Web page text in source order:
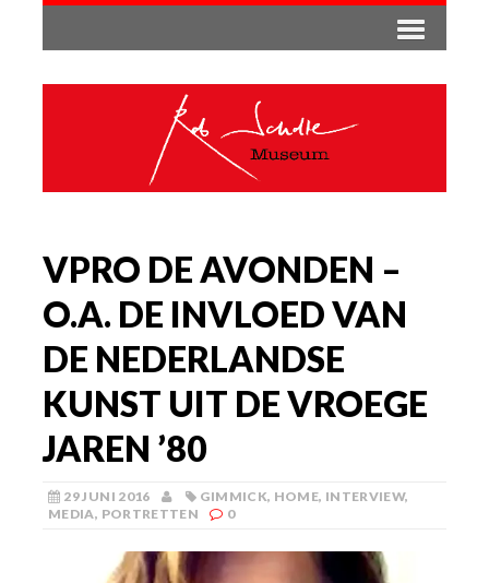
VPRO DE AVONDEN –
O.A. DE INVLOED VAN
DE NEDERLANDSE
KUNST UIT DE VROEGE
JAREN ’80
29 JUNI 2016 GIMMICK, HOME, INTERVIEW,
MEDIA, PORTRETTEN 0